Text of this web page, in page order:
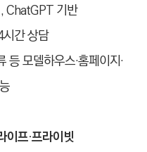
ChatGPT 기반
간 상담
등 모델하우스·홈페이지·
프·프라이빗